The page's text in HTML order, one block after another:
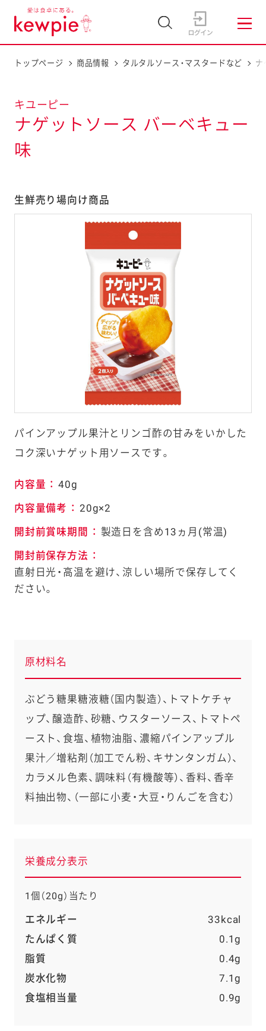
トップページ 商品情報 タルタルソース・マスタードなど ナ
キユーピー
ナゲットソース バーベキュー
味
生鮮売り場向け商品
パインアップル果汁とリンゴ酢の甘みをいかした
コク深いナゲット用ソースです。
内容量 ： 40g
内容量備考 ： 20g×2
開封前賞味期間 ： 製造日を含め13ヵ月(常温)
開封前保存方法 ：
直射日光・高温を避け、涼しい場所で保存してく
ださい。
原材料名
ぶどう糖果糖液糖（国内製造）、トマトケチャ
ップ、醸造酢、砂糖、ウスターソース、トマトペ
ースト、食塩、植物油脂、濃縮パインアップル
果汁／増粘剤（加工でん粉、キサンタンガム）、
カラメル色素、調味料（有機酸等）、香料、香辛
料抽出物、（一部に小麦・大豆・りんごを含む）
栄養成分表示
1個（20g）当たり
エネルギー
33kcal
たんぱく質
0.1g
脂質
0.4g
炭水化物
7.1g
食塩相当量
0.9g